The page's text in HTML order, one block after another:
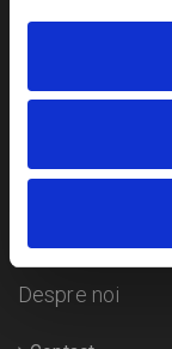
Despre noi